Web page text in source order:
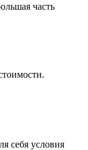
часть
себя условия